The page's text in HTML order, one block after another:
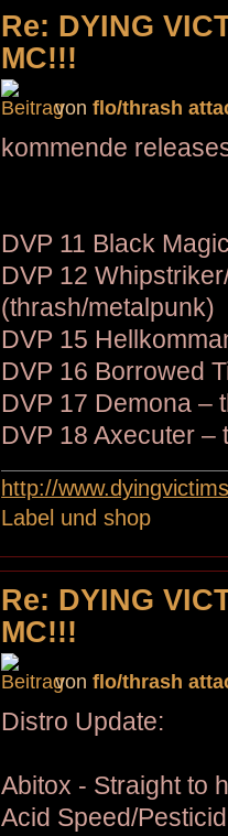
Re: DYING
MC!!!
vonflo/thrash
kommende
DVP 11 Black
DVP 12
(thrash/metalpunk)
DVP 15
DVP 16 Borrowed
DVP 17 Demona –
DVP 18 Axecuter –
http://
Label und shop
Re: DYING
MC!!!
vonflo/thrash
Distro Update:
Abitox - Straight to
Acid Speed/